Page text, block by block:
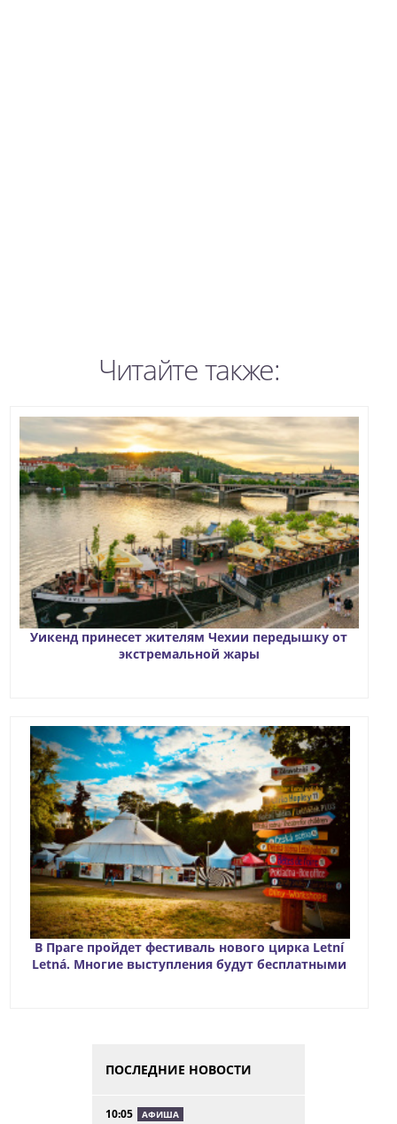
Читайте также:
Уикенд принесет жителям Чехии передышку от
экстремальной жары
В Праге пройдет фестиваль нового цирка Letní
Letná. Многие выступления будут бесплатными
ПОСЛЕДНИЕ НОВОСТИ
10:05 АФИША